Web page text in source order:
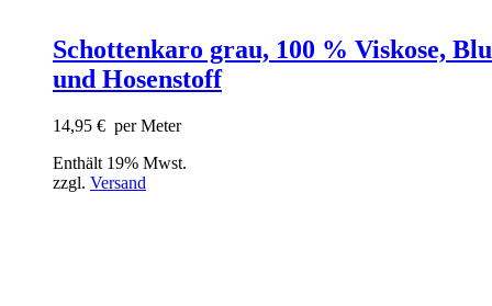
Schottenkaro grau, 100 % Viskose,
und Hosenstoff
14,95 € per Meter
Enthält 19% Mwst.
zzgl. Versand